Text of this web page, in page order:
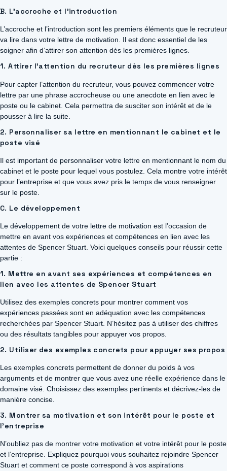
B. L’accroche et l’introduction
L’accroche et l’introduction sont les premiers éléments que le recruteur
va lire dans votre lettre de motivation. Il est donc essentiel de les
soigner afin d’attirer son attention dès les premières lignes.
1. Attirer l’attention du recruteur dès les premières lignes
Pour capter l’attention du recruteur, vous pouvez commencer votre
lettre par une phrase accrocheuse ou une anecdote en lien avec le
poste ou le cabinet. Cela permettra de susciter son intérêt et de le
pousser à lire la suite.
2. Personnaliser sa lettre en mentionnant le cabinet et le
poste visé
Il est important de personnaliser votre lettre en mentionnant le nom du
cabinet et le poste pour lequel vous postulez. Cela montre votre intérêt
pour l’entreprise et que vous avez pris le temps de vous renseigner
sur le poste.
C. Le développement
Le développement de votre lettre de motivation est l’occasion de
mettre en avant vos expériences et compétences en lien avec les
attentes de Spencer Stuart. Voici quelques conseils pour réussir cette
partie :
1. Mettre en avant ses expériences et compétences en
lien avec les attentes de Spencer Stuart
Utilisez des exemples concrets pour montrer comment vos
expériences passées sont en adéquation avec les compétences
recherchées par Spencer Stuart. N’hésitez pas à utiliser des chiffres
ou des résultats tangibles pour appuyer vos propos.
2. Utiliser des exemples concrets pour appuyer ses propos
Les exemples concrets permettent de donner du poids à vos
arguments et de montrer que vous avez une réelle expérience dans le
domaine visé. Choisissez des exemples pertinents et décrivez-les de
manière concise.
3. Montrer sa motivation et son intérêt pour le poste et
l’entreprise
N’oubliez pas de montrer votre motivation et votre intérêt pour le poste
et l’entreprise. Expliquez pourquoi vous souhaitez rejoindre Spencer
Stuart et comment ce poste correspond à vos aspirations